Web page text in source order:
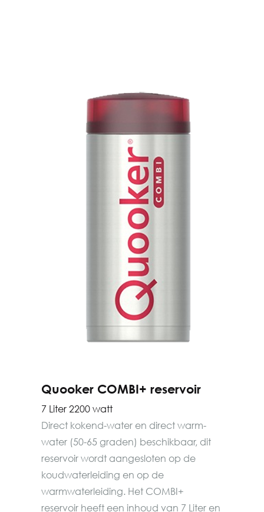
Quooker COMBI+ reservoir
7 Liter 2200 watt
Direct kokend-water en direct warm-
water (50-65 graden) beschikbaar, dit
reservoir wordt aangesloten op de
koudwaterleiding en op de
warmwaterleiding. Het COMBI+
reservoir heeft een inhoud van 7 Liter en